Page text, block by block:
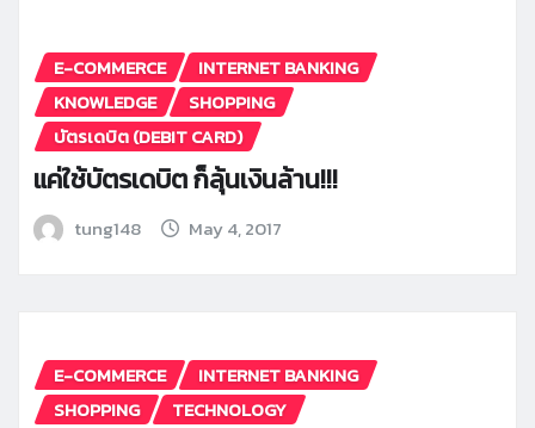
E-COMMERCE
INTERNET BANKING
KNOWLEDGE
SHOPPING
บัตรเดบิต (DEBIT CARD)
แค่ใช้บัตรเดบิต ก็ลุ้นเงินล้าน!!!
tung148 May 4, 2017
E-COMMERCE
INTERNET BANKING
SHOPPING
TECHNOLOGY